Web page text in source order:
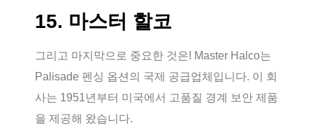
15. 마스터 할코
그리고 마지막으로 중요한 것은! Master Halco는
Palisade 펜싱 옵션의 국제 공급업체입니다. 이 회
사는 1951년부터 미국에서 고품질 경계 보안 제품
을 제공해 왔습니다.